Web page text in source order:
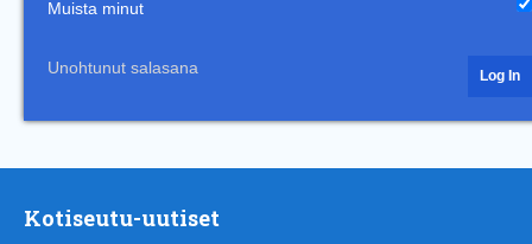
Muista minut
Unohtunut salasana
Kotiseutu-uutiset